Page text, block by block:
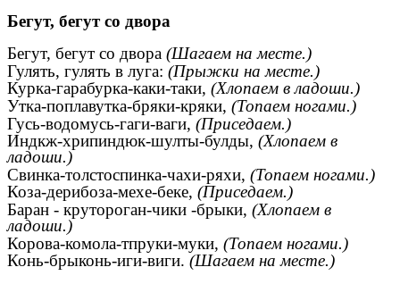
Бегут, бегут со двора
Бегут, бегут со двора (Шагаем на месте.)
Гулять, гулять в луга: (Прыжки на месте.)
Курка-гарабурка-каки-таки, (Хлопаем в ладоши.)
Утка-поплавутка-бряки-кряки, (Топаем ногами.)
Гусь-водомусь-гаги-ваги, (Приседаем.)
Индкж-хрипиндюк-шулты-булды, (Хлопаем в
ладоши.)
Свинка-толстоспинка-чахи-ряхи, (Топаем ногами.)
Коза-дерибоза-мехе-беке, (Приседаем.)
Баран - крутороган-чики -брыки, (Хлопаем в
ладоши.)
Корова-комола-тпруки-муки, (Топаем ногами.)
Конь-брыконь-иги-виги. (Шагаем на месте.)